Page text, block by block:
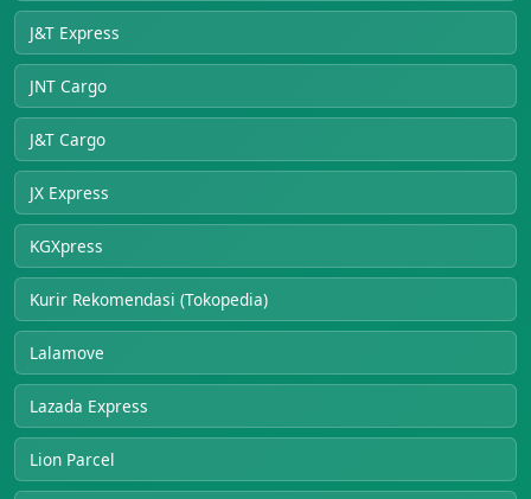
J&T Express
JNT Cargo
J&T Cargo
JX Express
KGXpress
Kurir Rekomendasi (Tokopedia)
Lalamove
Lazada Express
Lion Parcel